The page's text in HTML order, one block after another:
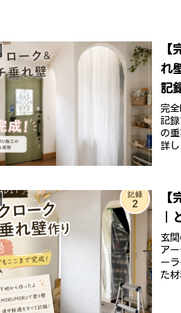
【
れ
記
完
記録
の
詳
【
｜
玄
ア
ー
た